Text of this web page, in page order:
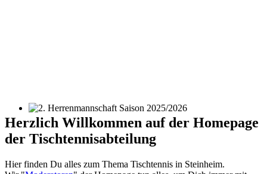
2. Herrenmannschaft Saison 2025/2026
Herzlich Willkommen auf der Homepage
der Tischtennisabteilung
Hier finden Du alles zum Thema Tischtennis in Steinheim.